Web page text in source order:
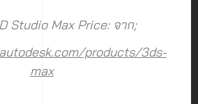
Studio Max Price: จาก;
products/3ds-
max